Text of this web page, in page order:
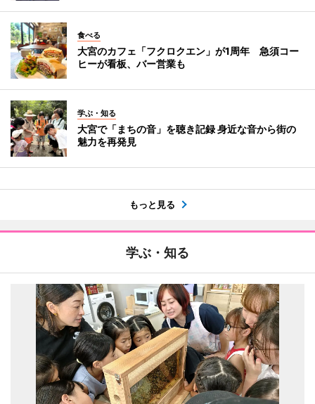
食べる
大宮のカフェ「フクロクエン」が1周年 急須コー
ヒーが看板、バー営業も
学ぶ・知る
大宮で「まちの音」を聴き記録 身近な音から街の
魅力を再発見
もっと見る
学ぶ・知る